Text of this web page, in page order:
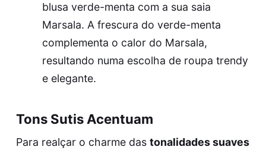
blusa verde-menta com a sua saia
Marsala. A frescura do verde-menta
complementa o calor do Marsala,
resultando numa escolha de roupa trendy
e elegante.
Tons Sutis Acentuam
Para realçar o charme das tonalidades suaves